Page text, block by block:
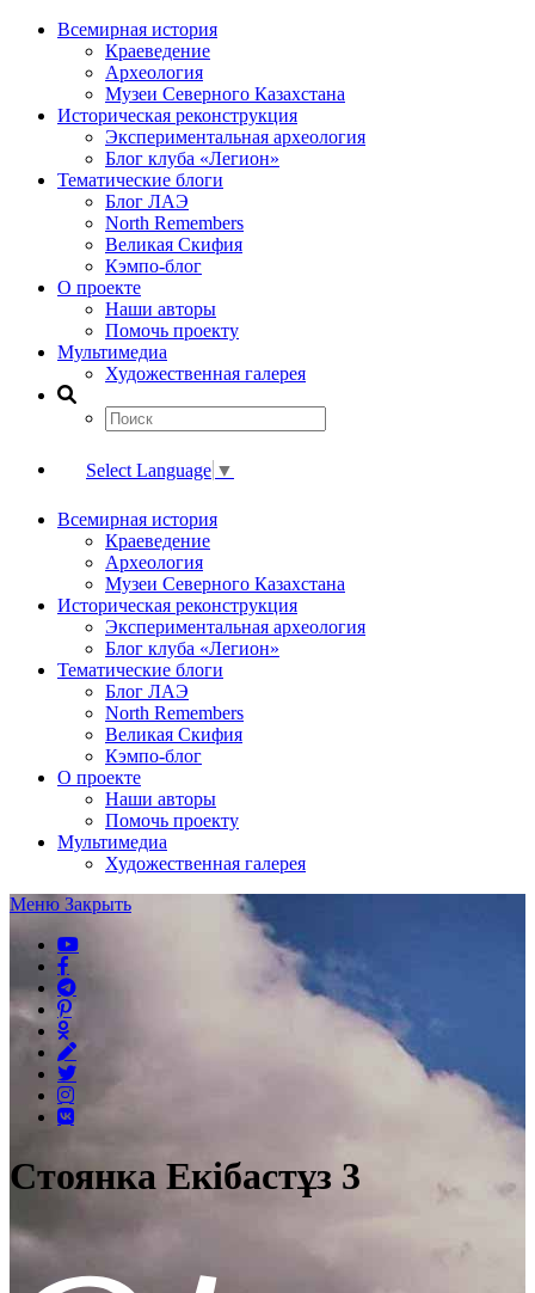
Всемирная история
Краеведение
Археология
Музеи Северного Казахстана
Историческая реконструкция
Экспериментальная археология
Блог клуба «Легион»
Тематические блоги
Блог ЛАЭ
North Remembers
Великая Скифия
Кэмпо-блог
О проекте
Наши авторы
Помочь проекту
Мультимедиа
Художественная галерея
Select Language ▼
Всемирная история
Краеведение
Археология
Музеи Северного Казахстана
Историческая реконструкция
Экспериментальная археология
Блог клуба «Легион»
Тематические блоги
Блог ЛАЭ
North Remembers
Великая Скифия
Кэмпо-блог
О проекте
Наши авторы
Помочь проекту
Мультимедиа
Художественная галерея
Меню Закрыть
Стоянка Екібастұз 3